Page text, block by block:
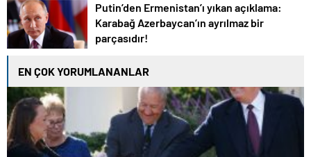
Putin’den Ermenistan’ı yıkan açıklama:
Karabağ Azerbaycan’ın ayrılmaz bir
parçasıdır!
EN ÇOK YORUMLANANLAR